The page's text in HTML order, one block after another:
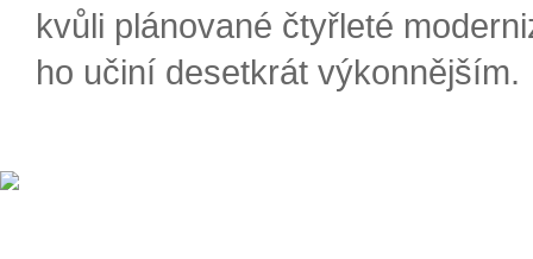
kvůli plánované čtyřleté
ho učiní desetkrát výkonnějším.